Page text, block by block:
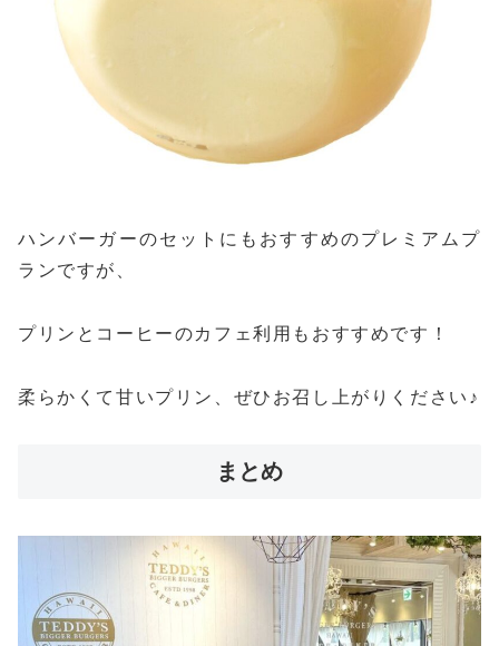
ハンバーガーのセットにもおすすめのプレミアムプ
ランですが、
プリンとコーヒーのカフェ利用もおすすめです！
柔らかくて甘いプリン、ぜひお召し上がりください♪
まとめ